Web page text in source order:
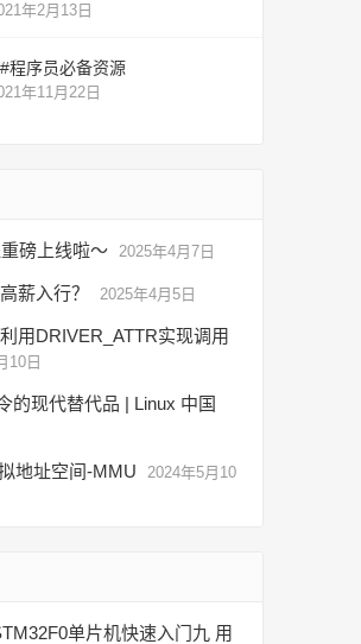
年2月13日
程序员必备资源
年11月22日
磅上线啦～ 2025年4月7日
薪入行？ 2025年4月5日
用DRIVER_ATTR实现调用
10日
的现代替代品 | Linux 中国
地址空间-MMU
2024年5月10
单片机快速入门九 用